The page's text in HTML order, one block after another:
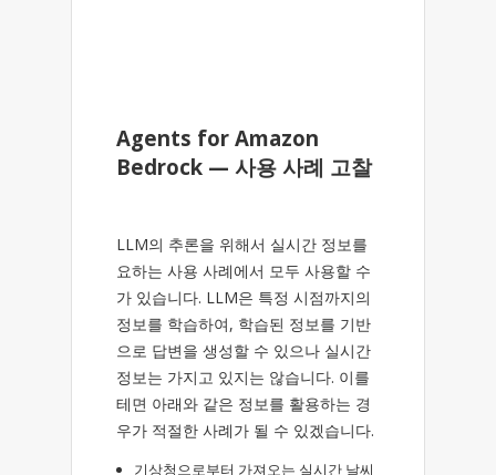
Agents for Amazon
Bedrock — 사용 사례 고찰
LLM의 추론을 위해서 실시간 정보를
요하는 사용 사례에서 모두 사용할 수
가 있습니다. LLM은 특정 시점까지의
정보를 학습하여, 학습된 정보를 기반
으로 답변을 생성할 수 있으나 실시간
정보는 가지고 있지는 않습니다. 이를
테면 아래와 같은 정보를 활용하는 경
우가 적절한 사례가 될 수 있겠습니다.
기상청으로부터 가져오는 실시간 날씨